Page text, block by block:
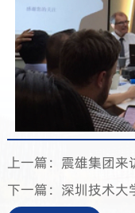
上一篇：震雄集团来
下一篇：深圳技术大